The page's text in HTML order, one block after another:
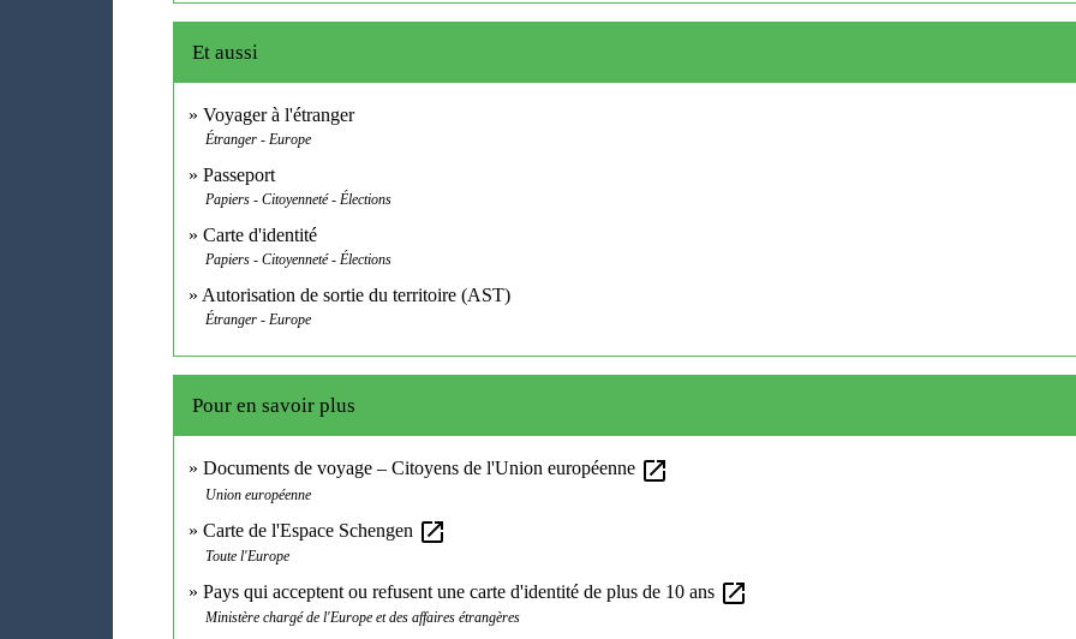
Et aussi
Voyager à l'étranger
Étranger - Europe
Passeport
Papiers - Citoyenneté - Élections
Carte d'identité
Papiers - Citoyenneté - Élections
Autorisation de sortie du territoire (AST)
Étranger - Europe
Pour en savoir plus
Documents de voyage – Citoyens de l'Union européenne open_in_new
Union européenne
Carte de l'Espace Schengen open_in_new
Toute l'Europe
Pays qui acceptent ou refusent une carte d'identité de plus de 10 ans open_in_new
Ministère chargé de l'Europe et des affaires étrangères